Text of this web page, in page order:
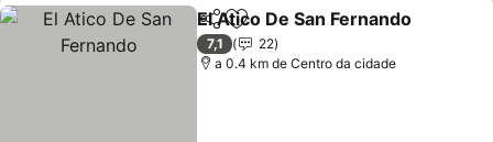
PartilharAdicionar aos favoritos
El Atico De San Fernando
7,1
22
a 0.4 km de Centro da cidade